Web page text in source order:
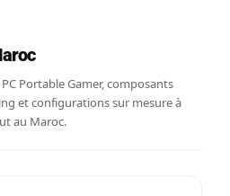
Portable Gamer, composants
et configurations sur mesure à
au Maroc.